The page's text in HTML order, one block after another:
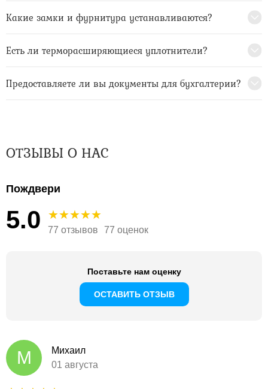
Какие замки и фурнитура устанавливаются?
Есть ли терморасширяющиеся уплотнители?
Предоставляете ли вы документы для бухгалтерии?
ОТЗЫВЫ О НАС
Пождвери
5.0 77 отзывов 77 оценок
Поставьте нам оценку
ОСТАВИТЬ ОТЗЫВ
М
Михаил
01 августа